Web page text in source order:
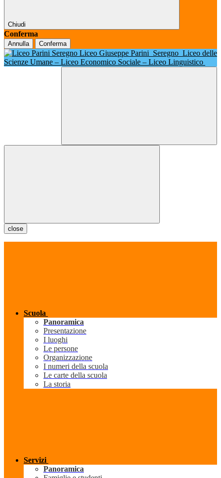
Chiudi
Conferma
Annulla Conferma
Liceo Giuseppe Parini Seregno Liceo delle
Scienze Umane – Liceo Economico Sociale – Liceo Linguistico
close
Scuola
Panoramica
Presentazione
I luoghi
Le persone
Organizzazione
I numeri della scuola
Le carte della scuola
La storia
Servizi
Panoramica